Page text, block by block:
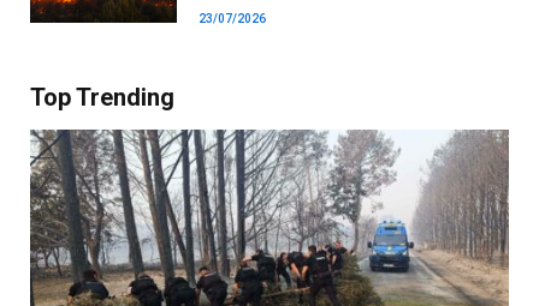
23/07/2026
Top Trending